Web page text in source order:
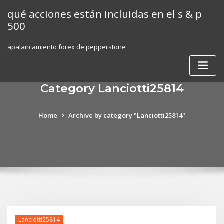
content
qué acciones están incluidas en el s & p
500
apalancamiento forex de pepperstone
Category Lanciotti25814
Home Archive by category "Lanciotti25814"
Lanciotti25814